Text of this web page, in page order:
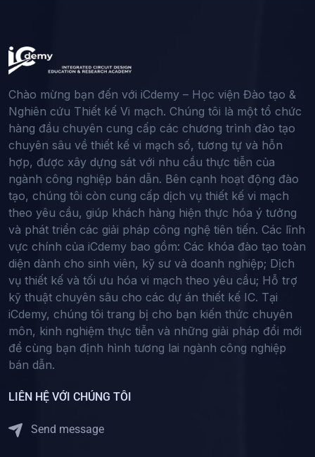
Chào mừng bạn đến với iCdemy – Học viện Đào tạo &
Nghiên cứu Thiết kế Vi mạch. Chúng tôi là một tổ chức
hàng đầu chuyên cung cấp các chương trình đào tạo
chuyên sâu về thiết kế vi mạch số, tương tự và hỗn
hợp, được xây dựng sát với nhu cầu thực tiễn của
ngành công nghiệp bán dẫn. Bên cạnh hoạt động đào
tạo, chúng tôi còn cung cấp dịch vụ thiết kế vi mạch
theo yêu cầu, giúp khách hàng hiện thực hóa ý tưởng
và phát triển các giải pháp công nghệ tiên tiến. Các lĩnh
vực chính của iCdemy bao gồm: Các khóa đào tạo toàn
diện dành cho sinh viên, kỹ sư và doanh nghiệp; Dịch
vụ thiết kế và tối ưu hóa vi mạch theo yêu cầu; Hỗ trợ
kỹ thuật chuyên sâu cho các dự án thiết kế IC. Tại
iCdemy, chúng tôi trang bị cho bạn kiến thức chuyên
môn, kinh nghiệm thực tiễn và những giải pháp đổi mới
để cùng bạn định hình tương lai ngành công nghiệp
bán dẫn.
LIÊN HỆ VỚI CHÚNG TÔI
Send message